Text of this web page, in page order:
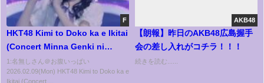
F
HKT48 Kimi to Doko ka e Ikitai
(Concert Minna Genki ni
Shitotta 2021)
1:名無しさん＠お腹いっぱい
2026.02.09(Mon) HKT48 Kimi to Doko ka e
Ikitai (Concert ...
AKB48
【朗報】昨日のAKB48広島握手
会の差し入れがコチラ！！！
続きを読む......